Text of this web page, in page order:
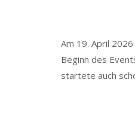
Am 19. April
Beginn des
startete auch